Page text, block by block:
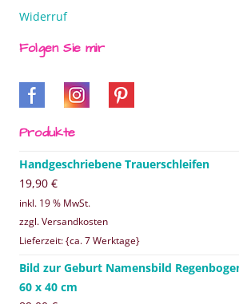
Widerruf
Folgen Sie mir
Produkte
Handgeschriebene Trauerschleifen
19,90 €
inkl. 19 % MwSt.
zzgl. Versandkosten
Lieferzeit: {ca. 7 Werktage}
Bild zur Geburt Namensbild
60 x 40 cm